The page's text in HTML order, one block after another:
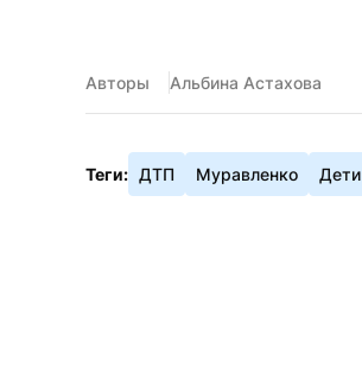
Авторы Альбина Астахова
Теги: ДТП Муравленко Дети